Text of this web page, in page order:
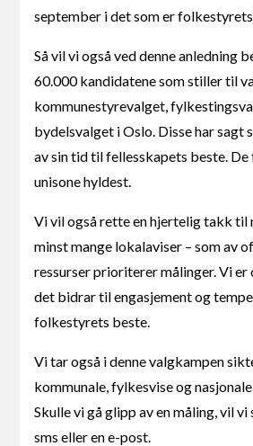
september i det som er
Så vil vi også ved denne anledning
60.000 kandidatene som stiller til
kommunestyrevalget,
bydelsvalget i Oslo. Disse har sagt
av sin tid til fellesskapets beste.
unisone hyldest.
Vi vil også rette en hjertelig takk til
minst mange lokalaviser – som av
ressurser prioriterer målinger. Vi
det bidrar til engasjement og
folkestyrets beste.
Vi tar også i denne valgkampen
kommunale, fylkesvise og
Skulle vi gå glipp av en måling, vil vi
sms eller en e-post.